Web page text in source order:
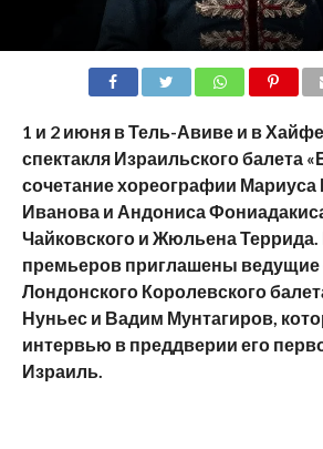
1 и 2 июня в Тель-Авиве и в
спектакля Израильского балета
сочетание хореографии Мариуса
Иванова и Андониса
Чайковского и Жюльена Террида.
премьеров приглашены ведущие
Лондонского Королевского
Нуньес и Вадим Мунтагиров,
интервью в преддверии его
Израиль.